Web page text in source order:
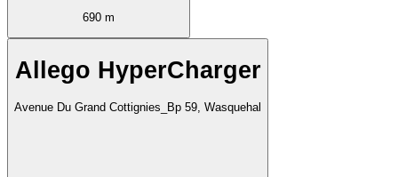
690 m
Allego HyperCharger
Avenue Du Grand Cottignies_Bp 59, Wasquehal